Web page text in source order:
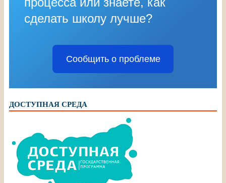
сделать школу лучше?
Сообщить о проблеме
ДОСТУПНАЯ СРЕДА